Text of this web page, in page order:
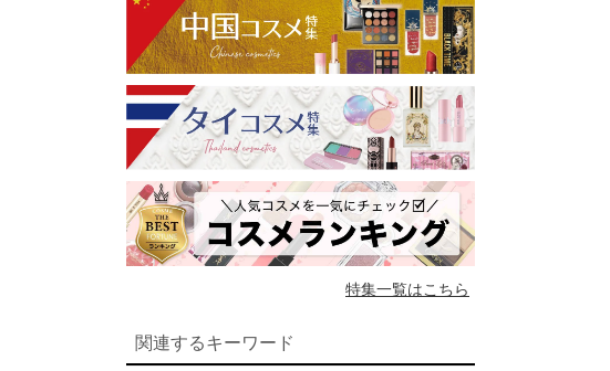
特集一覧はこちら
関連するキーワード